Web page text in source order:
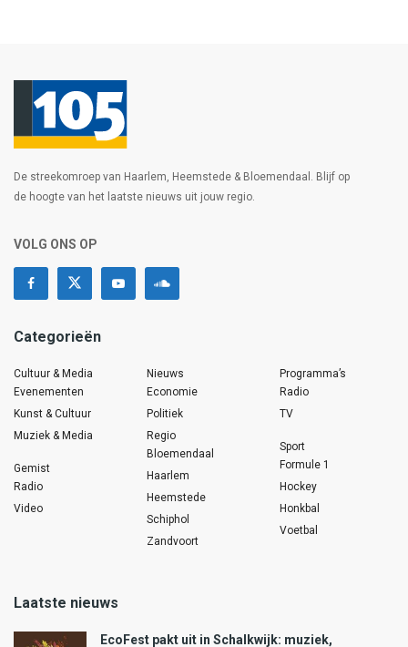
De streekomroep van Haarlem, Heemstede & Bloemendaal. Blijf op
de hoogte van het laatste nieuws uit jouw regio.
VOLG ONS OP
Categorieën
Cultuur & Media
Evenementen
Kunst & Cultuur
Muziek & Media
Gemist
Radio
Video
Nieuws
Economie
Politiek
Regio
Bloemendaal
Haarlem
Heemstede
Schiphol
Zandvoort
Programma’s
Radio
TV
Sport
Formule 1
Hockey
Honkbal
Voetbal
Laatste nieuws
EcoFest pakt uit in Schalkwijk: muziek,